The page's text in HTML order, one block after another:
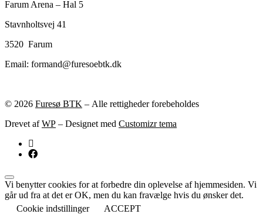
Farum Arena – Hal 5
Stavnholtsvej 41
3520 Farum
Email: formand@furesoebtk.dk
© 2026 Furesø BTK – Alle rettigheder forebeholdes
Drevet afWP – Designet med Customizr tema
Vi benytter cookies for at forbedre din oplevelse af hjemmesiden. Vi
går ud fra at det er OK, men du kan fravælge hvis du ønsker det.
Cookie indstillinger
ACCEPT